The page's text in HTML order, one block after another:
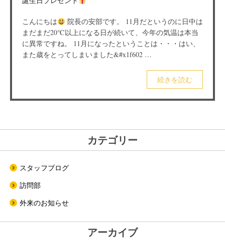
こんにちは
院長の安部です。 11月だというのに日中は
まだまだ20℃以上になる日が続いて、今年の気温は本当
に異常ですね。 11月になったということは・・・はい、
また歳をとってしまいました&#x1f602 …
続きを読む
カテゴリー
スタッフブログ
訪問部
外来のお知らせ
アーカイブ